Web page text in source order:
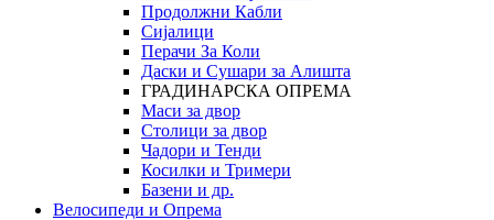
Продолжни Кабли
Сијалици
Перачи За Коли
Даски и Сушари за Алишта
ГРАДИНАРСКА ОПРЕМА
Маси за двор
Столици за двор
Чадори и Тенди
Косилки и Тримери
Базени и др.
Велосипеди и Опрема